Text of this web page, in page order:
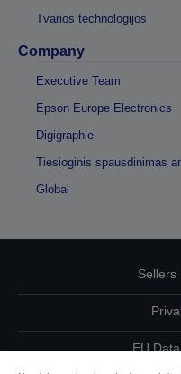
Tvarios technologijos
Company
Executive Team
Epson Europe Electronics
Digigraphie
Tiesioginis spausdinimas
Global
Sellers
EU